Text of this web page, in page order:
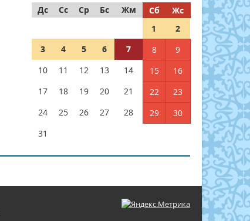
Дс
Сс Ср Бс Жм Сб
Жс
1
2
3
4 5 6 7 8
9
10
11 12 13 14 15
16
17
18 19 20 21 22
23
24
25 26 27 28 29
30
31